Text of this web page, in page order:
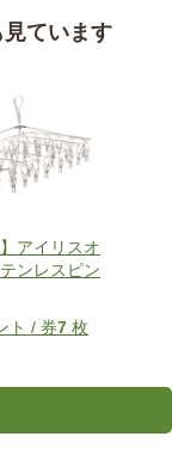
ています
】アイリスオ
ンレスピン
ト / 券7 枚